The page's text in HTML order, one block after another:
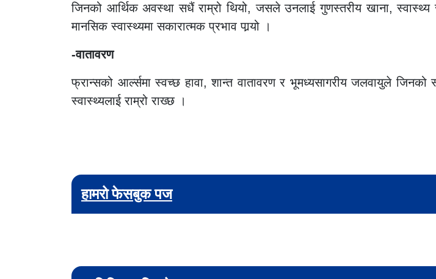
जिनको आर्थिक अवस्था सधैं राम्रो थियो, जसले उनलाई गुणस्तरीय खाना,
मानसिक स्वास्थ्यमा सकारात्मक प्रभाव पार्‍यो ।
-वातावरण
फ्रान्सको आर्ल्समा स्वच्छ हावा, शान्त वातावरण र भूमध्यसागरीय जलवायुले जिनको
स्वास्थ्यलाई राम्रो राख्छ ।
हामरो फेसबुक पज